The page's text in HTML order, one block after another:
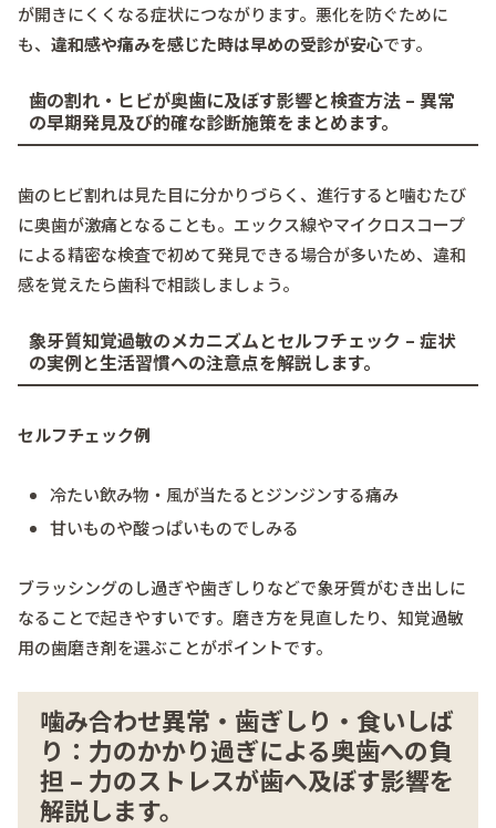
が開きにくくなる症状につながります。悪化を防ぐために
も、 違和感や痛みを感じた時は早めの受診が安心です。
歯の割れ・ヒビが奥歯に及ぼす影響と検査方法 – 異常
の早期発見及び的確な診断施策をまとめます。
歯のヒビ割れは見た目に分かりづらく、進行すると噛むたび
に奥歯が激痛となることも。エックス線やマイクロスコープ
による精密な検査で初めて発見できる場合が多いため、違和
感を覚えたら歯科で相談しましょう。
象牙質知覚過敏のメカニズムとセルフチェック – 症状
の実例と生活習慣への注意点を解説します。
セルフチェック例
冷たい飲み物・風が当たるとジンジンする痛み
甘いものや酸っぱいものでしみる
ブラッシングのし過ぎや歯ぎしりなどで象牙質がむき出しに
なることで起きやすいです。磨き方を見直したり、知覚過敏
用の歯磨き剤を選ぶことがポイントです。
噛み合わせ異常・歯ぎしり・食いしば
り：力のかかり過ぎによる奥歯への負
担 – 力のストレスが歯へ及ぼす影響を
解説します。